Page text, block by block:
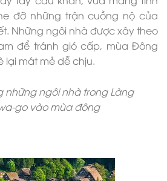
đỡ những trận cuồng nộ của
Những ngôi nhà được xây theo
để tránh gió cấp, mùa Đông
lại mát mẻ dễ chịu.
những ngôi nhà trong Làng
go vào mùa đông